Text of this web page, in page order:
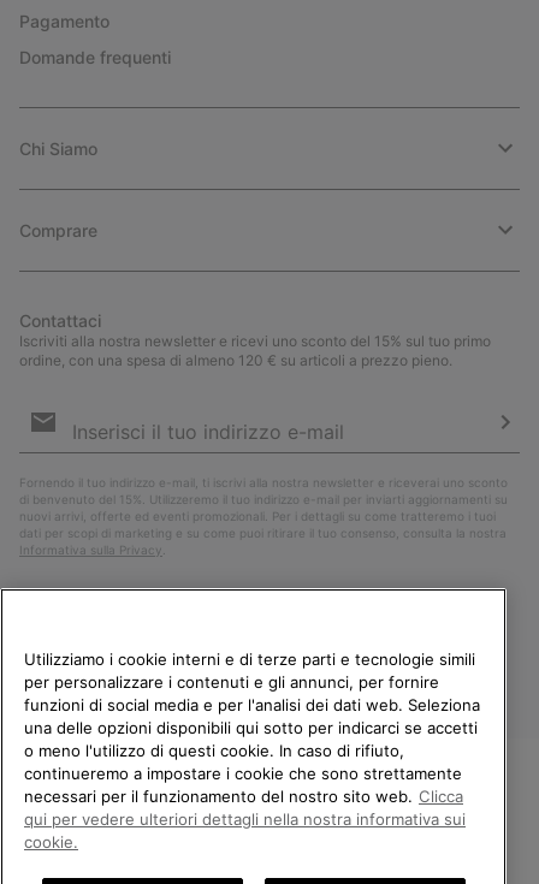
Pagamento
Domande frequenti
Chi Siamo
Comprare
Contattaci
Iscriviti alla nostra newsletter e ricevi uno sconto del 15% sul tuo primo
ordine, con una spesa di almeno 120 € su articoli a prezzo pieno.
e-
Fornendo il tuo indirizzo e-mail, ti iscrivi alla nostra newsletter e riceverai uno sconto
di benvenuto del 15%. Utilizzeremo il tuo indirizzo e-mail per inviarti aggiornamenti su
nuovi arrivi, offerte ed eventi promozionali. Per i dettagli su come tratteremo i tuoi
dati per scopi di marketing e su come puoi ritirare il tuo consenso, consulta la nostra
Informativa sulla Privacy
Italia
©2026Columbia Sportswear Company. Avenue des Morgines, 12 1213
Petit-Lancy Switzerland. Tutti i diritti riservati.
Politica sulla privacy Termini di utilizzo
BENVENUTO/A IN SOREL.
SELEZIONA IL TUO PAESE DI
Utilizziamo i cookie interni e di terze parti e tecnologie simili
per personalizzare i contenuti e gli annunci, per fornire
funzioni di social media e per l'analisi dei dati web. Seleziona
una delle opzioni disponibili qui sotto per indicarci se accetti
o meno l'utilizzo di questi cookie. In caso di rifiuto,
continueremo a impostare i cookie che sono strettamente
necessari per il funzionamento del nostro sito web. Clicca
qui per vedere ulteriori dettagli nella nostra informativa sui
cookie.